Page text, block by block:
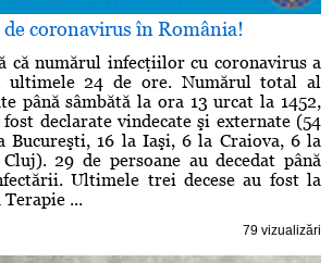
de coronavirus în România!
că numărul infecţiilor cu coronavirus a
ultimele 24 de ore. Numărul total al
până sâmbătă la ora 13 urcat la 1452,
declarate vindecate şi externate (54
Bucureşti, 16 la Iaşi, 6 la Craiova, 6 la
29 de persoane au decedat până
Ultimele trei decese au fost la
...
79 vizualizări